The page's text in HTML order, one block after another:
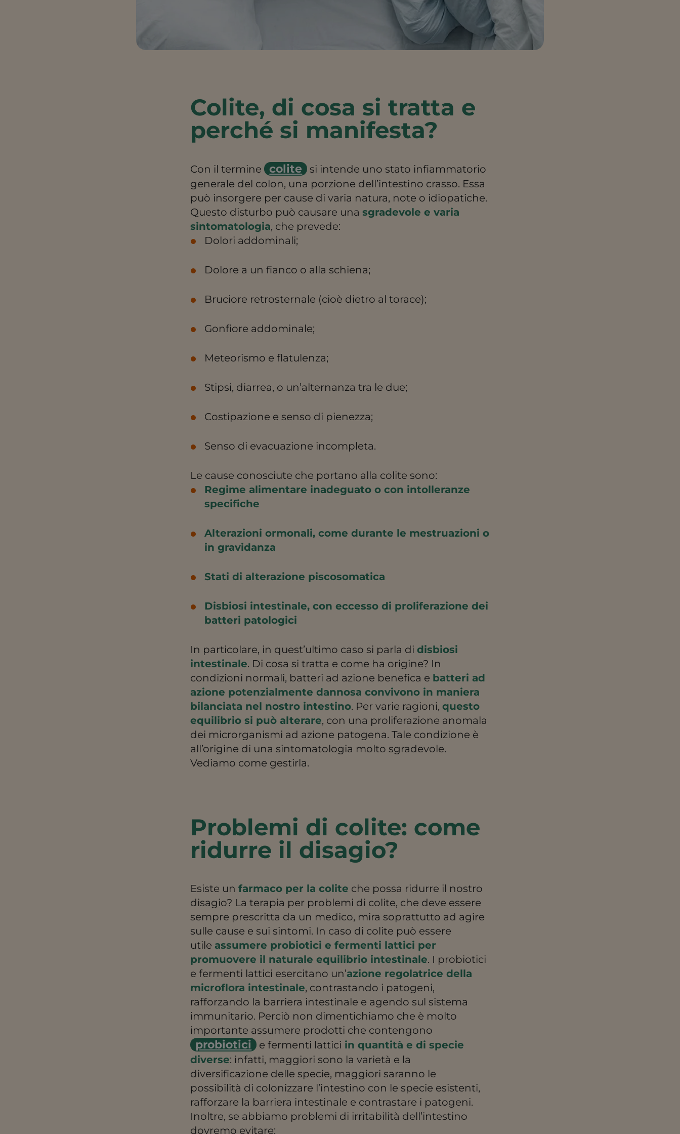
Colite, di cosa si tratta e
perché si manifesta?
Con il termine colite
si intende uno stato infiammatorio
generale del colon, una porzione dell’intestino crasso. Essa
può insorgere per cause di varia natura, note o idiopatiche.
Questo disturbo può causare unasgradevole e varia
sintomatologia, che prevede:
Dolori addominali;
Dolore a un fianco o alla schiena;
Bruciore retrosternale (cioè dietro al torace);
Gonfiore addominale;
Meteorismo e flatulenza;
Stipsi, diarrea, o un’alternanza tra le due;
Costipazione e senso di pienezza;
Senso di evacuazione incompleta.
Le cause conosciute che portano alla colite sono:
Regime alimentare inadeguato o con intolleranze
specifiche
Alterazioni ormonali, come durante le mestruazioni o
in gravidanza
Stati di alterazione piscosomatica
Disbiosi intestinale, con eccesso di proliferazione dei
batteri patologici
In particolare, in quest’ultimo caso si parla didisbiosi
intestinale. Di cosa si tratta e come ha origine? In
condizioni normali, batteri ad azione benefica e batteri ad
azione potenzialmente dannosa convivono in maniera
bilanciata nel nostro intestino. Per varie ragioni,questo
equilibrio si può alterare, con una proliferazione anomala
dei microrganismi ad azione patogena. Tale condizione è
all’origine di una sintomatologia molto sgradevole.
Vediamo come gestirla.
Problemi di colite: come
ridurre il disagio?
Esiste unfarmaco per la colite che possa ridurre il nostro
disagio? La terapia per problemi di colite, che deve essere
sempre prescritta da un medico, mira soprattutto ad agire
sulle cause e sui sintomi. In caso di colite può essere
utile assumere probiotici e fermenti lattici per
promuovere il naturale equilibrio intestinale. I probiotici
e fermenti lattici esercitano un’azione regolatrice della
microflora intestinale, contrastando i patogeni,
rafforzando la barriera intestinale e agendo sul sistema
immunitario. Perciò non dimentichiamo che è molto
importante assumere prodotti che contengono
probiotici e fermenti lattici in quantità e di specie
diverse: infatti, maggiori sono la varietà e la
diversificazione delle specie, maggiori saranno le
possibilità di colonizzare l’intestino con le specie esistenti,
rafforzare la barriera intestinale e contrastare i patogeni.
Inoltre, se abbiamo problemi di irritabilità dell’intestino
dovremo evitare: